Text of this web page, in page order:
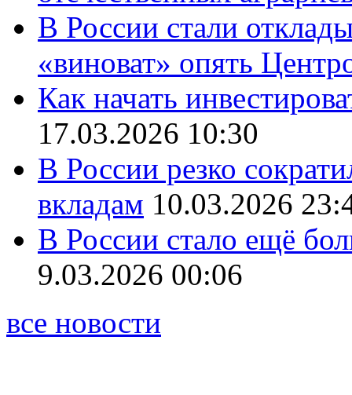
В России стали
«виноват» опять
Как начать
17.03.2026 10:30
В России резко
вкладам 10.03.2026
В России стало ещё
9.03.2026 00:06
все новости